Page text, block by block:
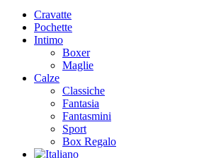
Cravatte
Pochette
Intimo
Boxer
Maglie
Calze
Classiche
Fantasia
Fantasmini
Sport
Box Regalo